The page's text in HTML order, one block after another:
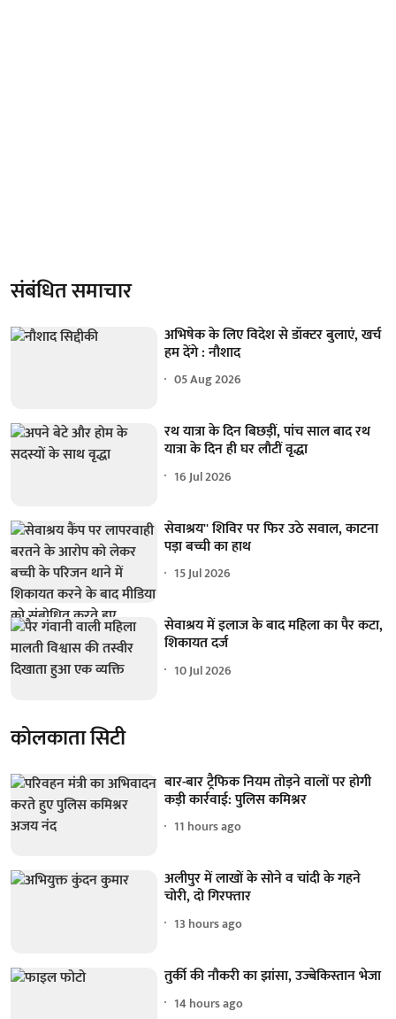
संबंधित समाचार
अभिषेक के लिए विदेश से डॉक्टर बुलाएं, खर्च
हम देंगे : नौशाद
05 Aug 2026
रथ यात्रा के दिन बिछड़ीं, पांच साल बाद रथ
यात्रा के दिन ही घर लौटीं वृद्धा
16 Jul 2026
सेवाश्रय'' शिविर पर फिर उठे सवाल, काटना
पड़ा बच्ची का हाथ
15 Jul 2026
सेवाश्रय में इलाज के बाद महिला का पैर कटा,
शिकायत दर्ज
10 Jul 2026
कोलकाता सिटी
बार-बार ट्रैफिक नियम तोड़ने वालों पर होगी
कड़ी कार्रवाई: पुलिस कमिश्नर
11 hours ago
अलीपुर में लाखों के सोने व चांदी के गहने
चोरी, दो गिरफ्तार
13 hours ago
तुर्की की नौकरी का झांसा, उज्बेकिस्तान भेजा
14 hours ago